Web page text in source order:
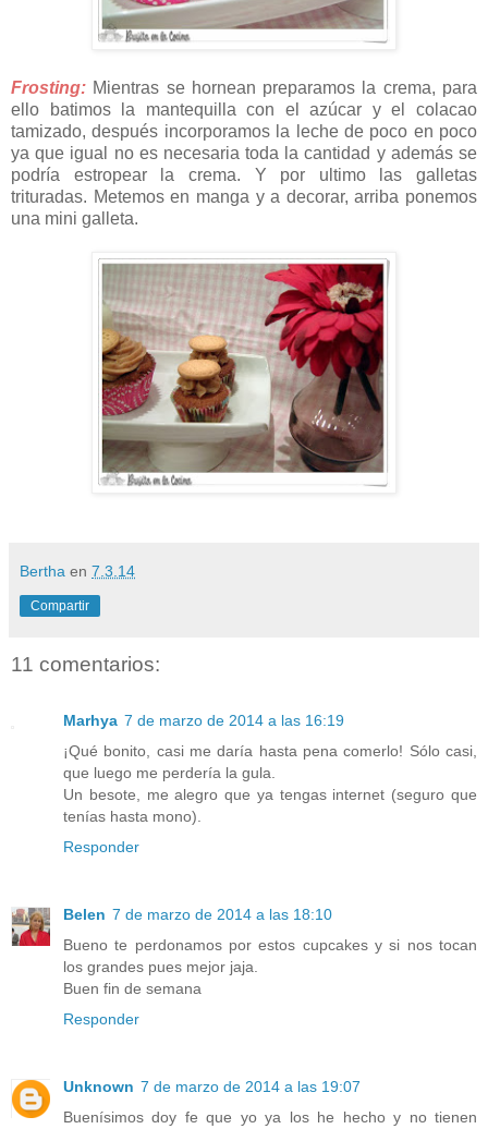
Frosting: Mientras se hornean preparamos la crema, para
ello batimos la mantequilla con el azúcar y el colacao
tamizado, después incorporamos la leche de poco en poco
ya que igual no es necesaria toda la cantidad y además se
podría estropear la crema. Y por ultimo las galletas
trituradas. Metemos en manga y a decorar, arriba ponemos
una mini galleta.
Bertha en 7.3.14
Compartir
11 comentarios:
Marhya 7 de marzo de 2014 a las 16:19
¡Qué bonito, casi me daría hasta pena comerlo! Sólo casi,
que luego me perdería la gula.
Un besote, me alegro que ya tengas internet (seguro que
tenías hasta mono).
Responder
Belen 7 de marzo de 2014 a las 18:10
Bueno te perdonamos por estos cupcakes y si nos tocan
los grandes pues mejor jaja.
Buen fin de semana
Responder
Unknown 7 de marzo de 2014 a las 19:07
Buenísimos doy fe que yo ya los he hecho y no tienen